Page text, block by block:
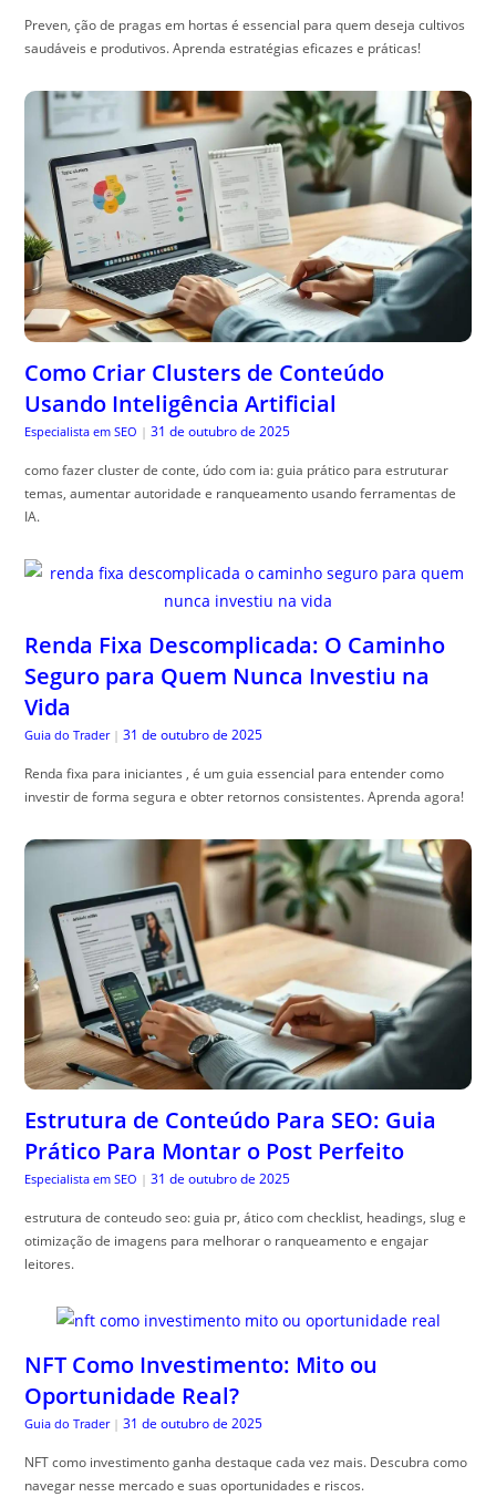
Preven, ção de pragas em hortas é essencial para quem deseja cultivos
saudáveis e produtivos. Aprenda estratégias eficazes e práticas!
Como Criar Clusters de Conteúdo
Usando Inteligência Artificial
Especialista em SEO | 31 de outubro de 2025
como fazer cluster de conte, údo com ia: guia prático para estruturar
temas, aumentar autoridade e ranqueamento usando ferramentas de
IA.
Renda Fixa Descomplicada: O Caminho
Seguro para Quem Nunca Investiu na
Vida
Guia do Trader | 31 de outubro de 2025
Renda fixa para iniciantes , é um guia essencial para entender como
investir de forma segura e obter retornos consistentes. Aprenda agora!
Estrutura de Conteúdo Para SEO: Guia
Prático Para Montar o Post Perfeito
Especialista em SEO | 31 de outubro de 2025
estrutura de conteudo seo: guia pr, ático com checklist, headings, slug e
otimização de imagens para melhorar o ranqueamento e engajar
leitores.
NFT Como Investimento: Mito ou
Oportunidade Real?
Guia do Trader | 31 de outubro de 2025
NFT como investimento ganha destaque cada vez mais. Descubra como
navegar nesse mercado e suas oportunidades e riscos.